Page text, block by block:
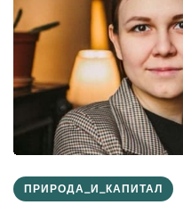
ПРИРОДА_И_КАПИТАЛ